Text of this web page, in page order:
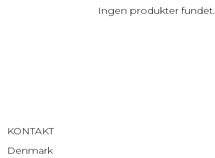
Ingen produkter fundet.
KONTAKT
Denmark